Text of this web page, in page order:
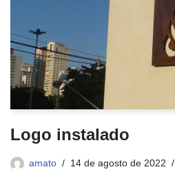
Logo instalado
amato 14 de agosto de 2022